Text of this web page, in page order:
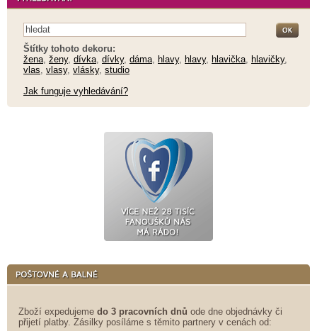
Štítky tohoto dekoru:
žena ženy, dívka dívky, dáma hlavy, hlavy, hlavička hlavičky,
vlas vlasy, vlásky, studio
Jak funguje vyhledávání?
Zboží expedujeme do 3 pracovních dnů ode dne objednávky či
přijetí platby. Zásilky posíláme s těmito partnery v cenách od: